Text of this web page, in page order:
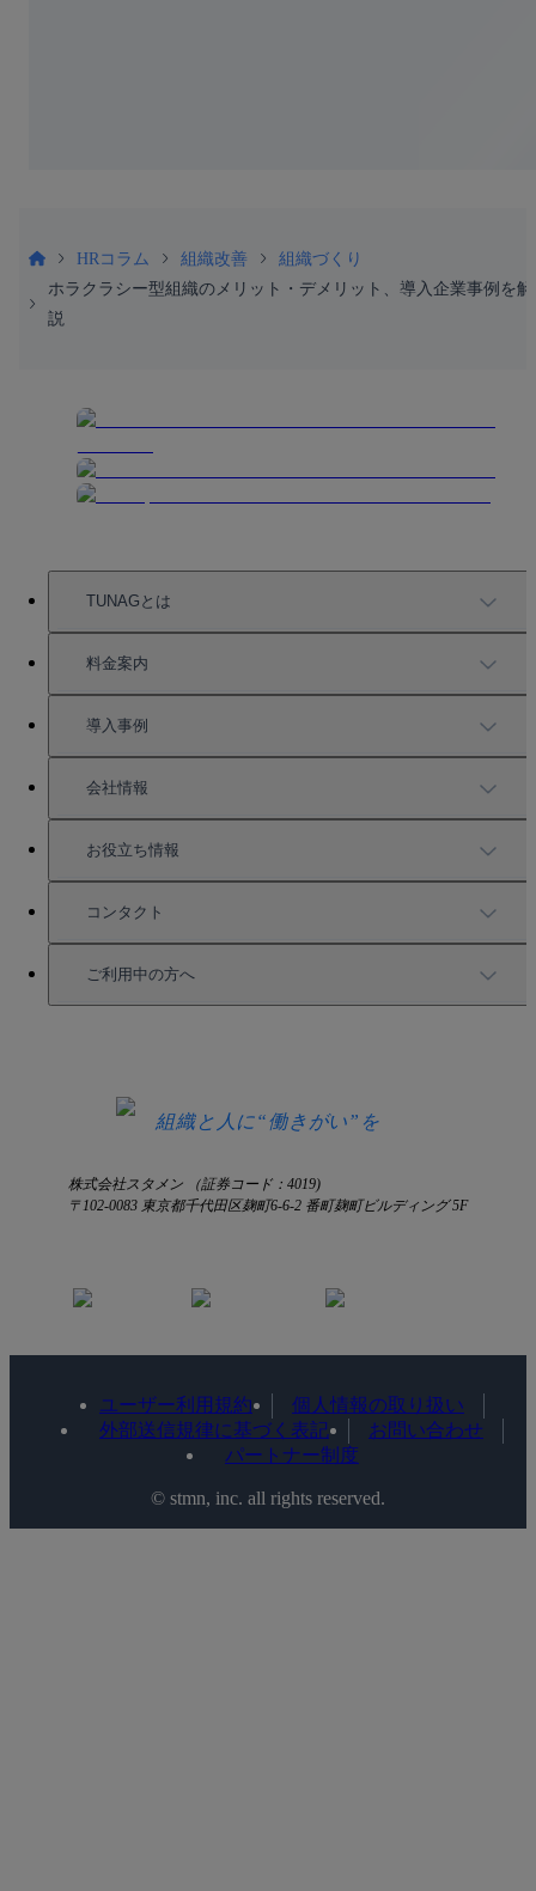
HRコラム 組織改善
組織づくり
ホラクラシー型組織のメリット・デメリット、導入企業事例を解
説
TUNAGとは
TUNAGの特徴
機能一覧
充実したサポート
料金案内
料金案内
導入事例
導入事例
活用方法
会社情報
会社情報
お役立ち情報
お役立ち資料一覧
セミナー情報
コンタクト
サービス資料請求
ご利用中の方へ
組織と人に“働きがい”を
株式会社スタメン （証券コード：4019)
〒102-0083 東京都千代田区麹町6-6-2 番町麹町ビルディング 5F
ユーザー利用規約
個人情報の取り扱い
外部送信規律に基づく表記
お問い合わせ
パートナー制度
©️ stmn, inc. all rights reserved.